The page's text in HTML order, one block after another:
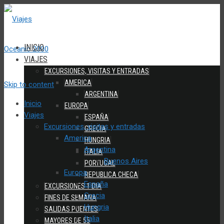
INICIO
VIAJES
EXCURSIONES, VISITAS Y ENTRADAS
AMERICA
ARGENTINA
EUROPA
ESPAÑA
GRECIA
HUNGRIA
ITALIA
PORTUGAL
REPUBLICA CHECA
EXCURSIONES 1 DIA
FINES DE SEMANA
SALIDAS PUENTES
MAYORES DE 55
Skip to content
Inicio
Viajes
Excursiones, visitas y entradas
America
Argentina
Buenos Aires
Europa
España
Grecia
Hungria
Italia